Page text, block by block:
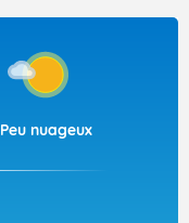
Peu nuageux